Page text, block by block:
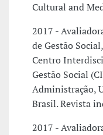
Cultural and
2017 -
de Gestão
Centro
Gestão Social
Administração,
Brasil. Revista
2017 -